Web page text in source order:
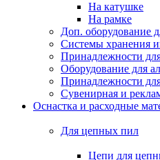
На катушке
На рамке
Доп. оборудование
Системы хранения
Принадлежности
Оборудование для
Принадлежности
Сувенирная и
Оснастка и расходные
Для цепных пил
Цепи для